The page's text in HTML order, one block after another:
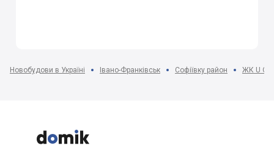
Новобудови в Україні Івано-Франківськ Софіївку район ЖК U


